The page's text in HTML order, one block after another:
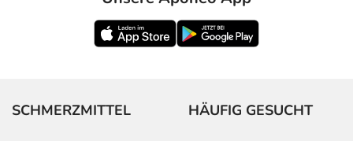
SCHMERZMITTEL HÄUFIG GESUCHT